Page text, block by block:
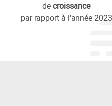
decroissance
par rapport à l'année 2023